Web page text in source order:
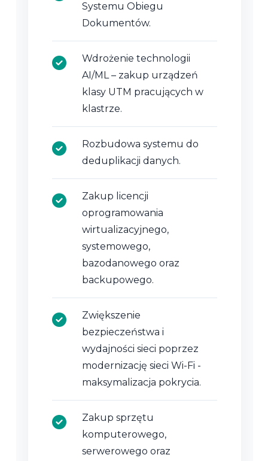
Systemu Obiegu
Dokumentów.
Wdrożenie technologii
AI/ML – zakup urządzeń
klasy UTM pracujących w
klastrze.
Rozbudowa systemu do
deduplikacji danych.
Zakup licencji
oprogramowania
wirtualizacyjnego,
systemowego,
bazodanowego oraz
backupowego.
Zwiększenie
bezpieczeństwa i
wydajności sieci poprzez
modernizację sieci Wi-Fi -
maksymalizacja pokrycia.
Zakup sprzętu
komputerowego,
serwerowego oraz